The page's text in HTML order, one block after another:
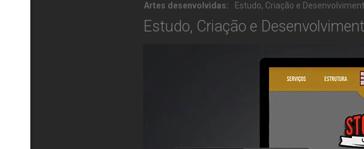
Artes desenvolvidas: Estudo, Criação e
Estudo, Criação e